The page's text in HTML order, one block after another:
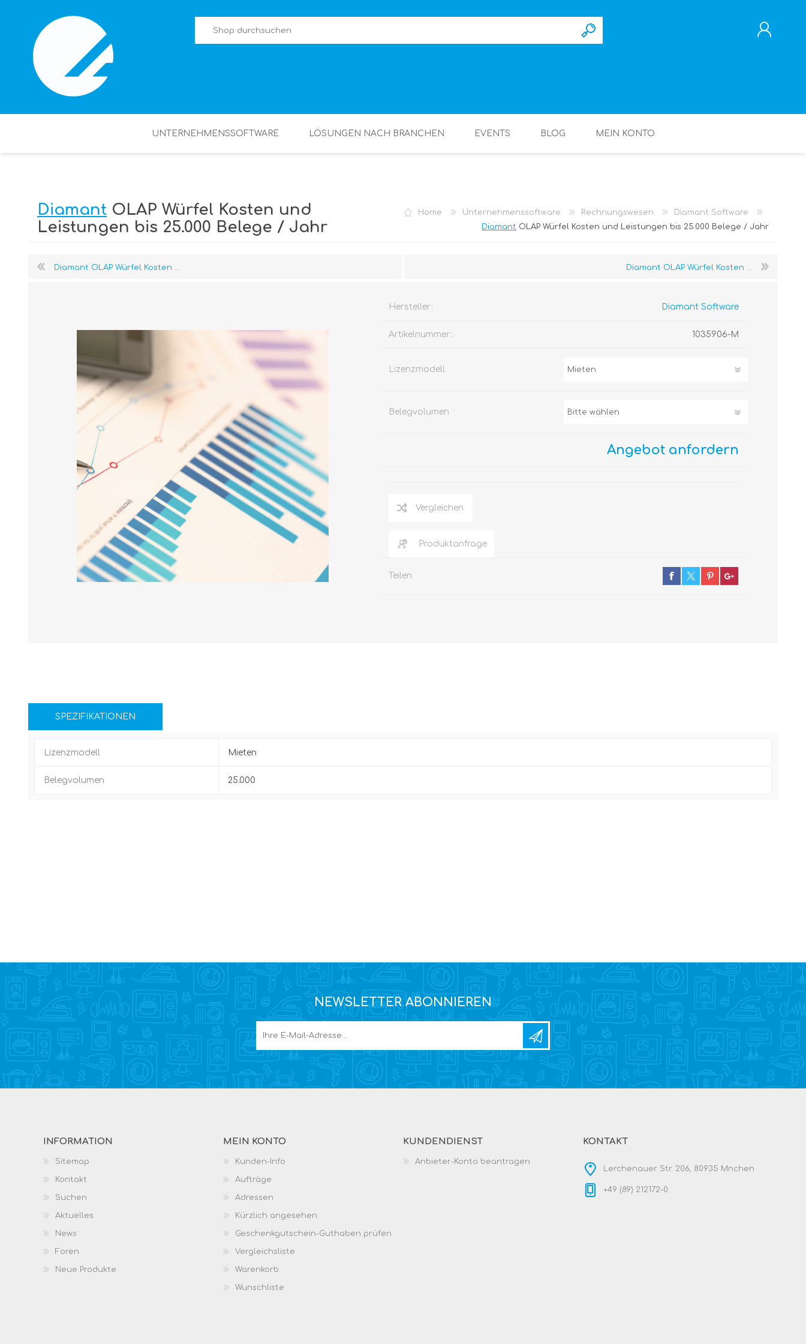
UNTERNEHMENSSOFTWARE LÖSUNGEN NACH BRANCHEN EVENTS BLOG MEIN KONTO
Home Unternehmenssoftware Rechnungswesen
Diamant Software
Diamant OLAP Würfel Kosten und Leistungen bis 25.000 Belege / Jahr
Diamant OLAP Würfel Kosten und
Leistungen bis 25.000 Belege / Jahr
Diamant OLAP Würfel Kosten ... Diamant OLAP Würfel Kosten ...
Hersteller: Diamant Software
Artikelnummer: 1035906-M
Lizenzmodell
Belegvolumen
Angebot anfordern
Vergleichen
Produktanfrage
Teilen
SPEZIFIKATIONEN
Lizenzmodell Mieten
Belegvolumen 25.000
NEWSLETTER ABONNIEREN
INFORMATION
Sitemap
Kontakt
Suchen
Aktuelles
News
Foren
Neue Produkte
MEIN KONTO
Kunden-Info
Aufträge
Adressen
Kürzlich angesehen
Geschenkgutschein-Guthaben prüfen
Vergleichsliste
Warenkorb
Wunschliste
KUNDENDIENST
Anbieter-Konto beantragen
KONTAKT
Lerchenauer Str. 206, 80935 Mnchen
+49 (89) 212172-0